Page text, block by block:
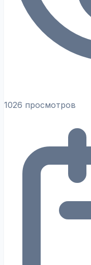
1026 просмотров